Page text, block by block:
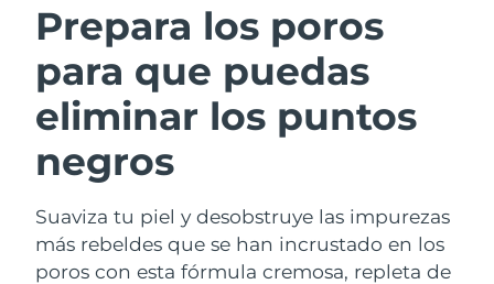
Prepara los poros
para que puedas
eliminar los puntos
negros
Suaviza tu piel y desobstruye las impurezas
más rebeldes que se han incrustado en los
poros con esta fórmula cremosa, repleta de